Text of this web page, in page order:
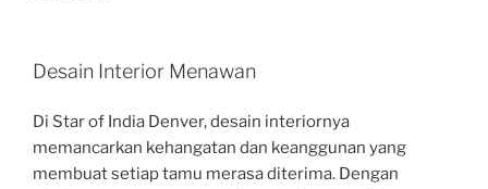
Desain Interior Menawan
Di Star of India Denver, desain interiornya
memancarkan kehangatan dan keanggunan yang
membuat setiap tamu merasa diterima. Dengan